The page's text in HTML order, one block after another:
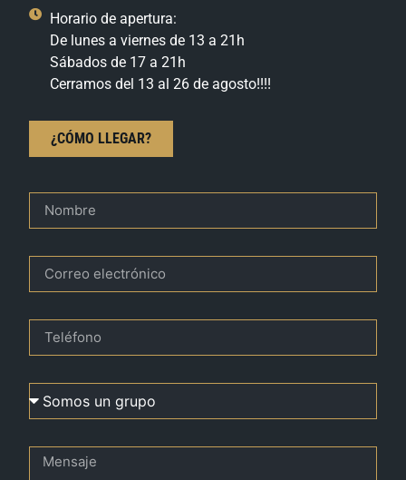
Horario de apertura:
De lunes a viernes de 13 a 21h
Sábados de 17 a 21h
Cerramos del 13 al 26 de agosto!!!!
¿CÓMO LLEGAR?